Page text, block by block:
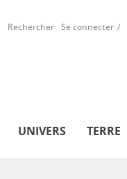
Rechercher Se connecter
UNIVERS TERRE